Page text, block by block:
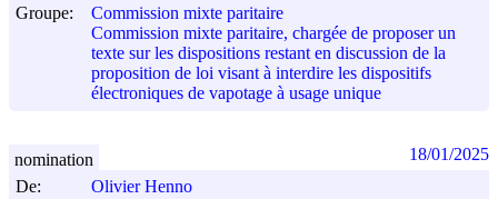
Groupe:
Commission mixte paritaire
Commission mixte paritaire, chargée de proposer un
texte sur les dispositions restant en discussion de la
proposition de loi visant à interdire les dispositifs
électroniques de vapotage à usage unique
De:
Olivier Henno
nomination 18/01/2025